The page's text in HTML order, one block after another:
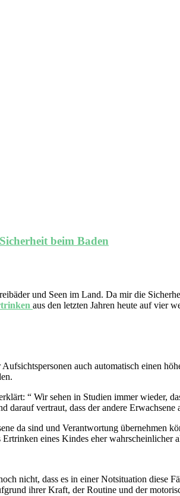
beim Baden
und Seen im Land. Da mir die
aus den letzten Jahren heute auf vier
auch automatisch einen
“ Wir sehen in Studien immer wieder,
darauf vertraut, dass der andere
da sind und Verantwortung übernehmen
eines Kindes eher wahrscheinlicher
nicht, dass es in einer Notsituation diese
ihrer Kraft, der Routine und der